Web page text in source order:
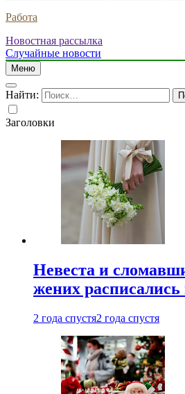
Работа
Новостная рассылка
Случайные новости
Меню
Найти:
Заголовки
Невеста и
жених
2 года спустя2 года спустя